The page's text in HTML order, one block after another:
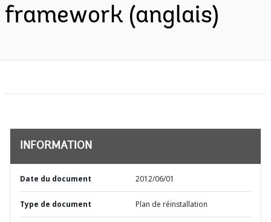
framework (anglais)
INFORMATION
Date du document 2012/06/01
Type de document Plan de réinstallation